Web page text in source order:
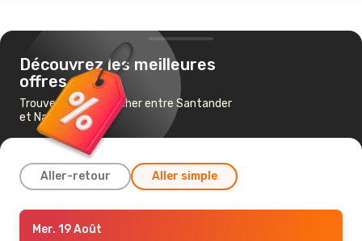
Découvrez les meilleures
offres
Trouvez un vol pas cher entre Santander
et Nantes
Aller-retour Aller simple
Sam. 10 Oct.
Mer. 19 Août